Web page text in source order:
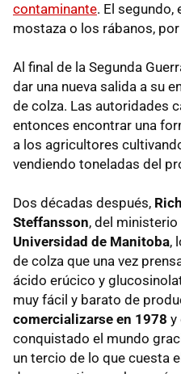
contaminante. El segundo,
mostaza o los rábanos,
Al final de la Segunda
dar una nueva salida a su
de colza. Las autoridades
entonces encontrar una
a los agricultores
vendiendo toneladas del
Dos décadas después,
Steffansson, del
Universidad de Manitoba,
de colza que una vez
ácido erúcico y
muy fácil y barato de
comercializarse en 1978 y
conquistado el mundo
un tercio de lo que cuesta